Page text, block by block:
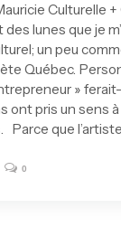
Culturelle +
lunes que je
un peu
Québec.
»
ont pris un sens
Parce que
0